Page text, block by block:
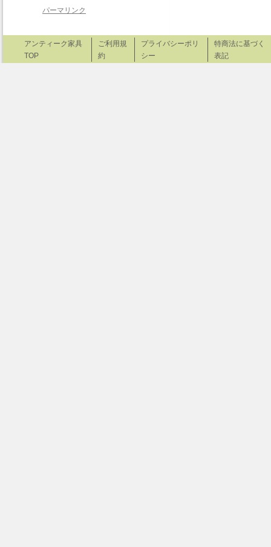
パーマリンク
アンティーク家具
TOP
ご利用規
約
プライバシーポリ
シー
特商法に基づく
表記